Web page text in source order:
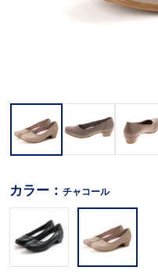
カラー： チャコール